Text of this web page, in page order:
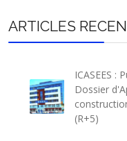
ARTICLES
ICASEES :
Dossier
(R+5)